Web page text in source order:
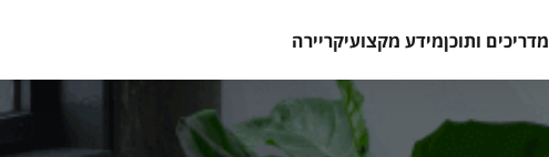
מדריכים ותוכןמידע מקצועיקריירה